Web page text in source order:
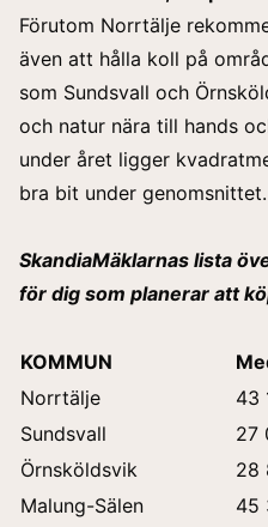
Förutom Norrtälje
även att hålla koll på
som Sundsvall och
och natur nära till hands
under året ligger
bra bit under genomsnittet.
SkandiaMäklarnas lista
för dig som planerar att
KOMMUN
Norrtälje
43
Sundsvall
27
Örnsköldsvik
28
Malung-Sälen
45